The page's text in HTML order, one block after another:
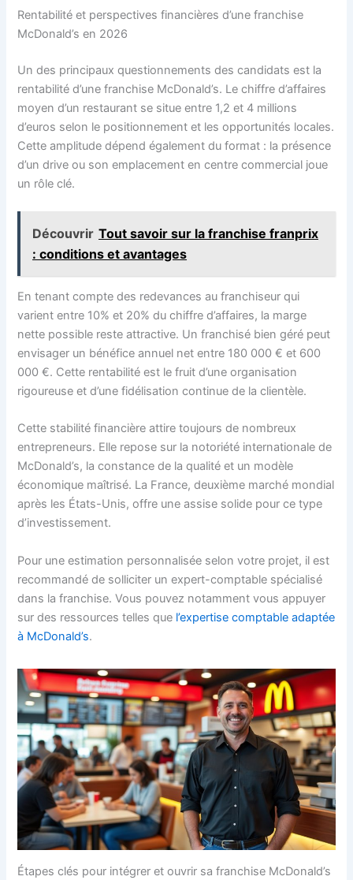
Rentabilité et perspectives financières d’une franchise
McDonald’s en 2026
Un des principaux questionnements des candidats est la
rentabilité d’une franchise McDonald’s. Le chiffre d’affaires
moyen d’un restaurant se situe entre 1,2 et 4 millions
d’euros selon le positionnement et les opportunités locales.
Cette amplitude dépend également du format : la présence
d’un drive ou son emplacement en centre commercial joue
un rôle clé.
Découvrir Tout savoir sur la franchise franprix
: conditions et avantages
En tenant compte des redevances au franchiseur qui
varient entre 10% et 20% du chiffre d’affaires, la marge
nette possible reste attractive. Un franchisé bien géré peut
envisager un bénéfice annuel net entre 180 000 € et 600
000 €. Cette rentabilité est le fruit d’une organisation
rigoureuse et d’une fidélisation continue de la clientèle.
Cette stabilité financière attire toujours de nombreux
entrepreneurs. Elle repose sur la notoriété internationale de
McDonald’s, la constance de la qualité et un modèle
économique maîtrisé. La France, deuxième marché mondial
après les États-Unis, offre une assise solide pour ce type
d’investissement.
Pour une estimation personnalisée selon votre projet, il est
recommandé de solliciter un expert-comptable spécialisé
dans la franchise. Vous pouvez notamment vous appuyer
sur des ressources telles que l’expertise comptable adaptée
à McDonald’s.
Étapes clés pour intégrer et ouvrir sa franchise McDonald’s